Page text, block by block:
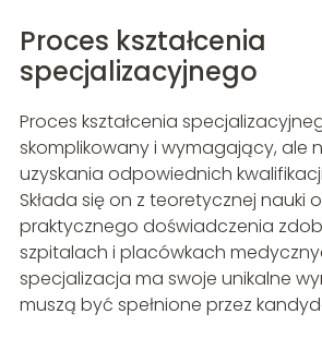
Proces kształcenia
specjalizacyjnego
Proces kształcenia
skomplikowany i wymagający, ale
uzyskania odpowiednich
Składa się on z teoretycznej nauki
praktycznego doświadczenia
szpitalach i placówkach
specjalizacja ma swoje unikalne
muszą być spełnione przez